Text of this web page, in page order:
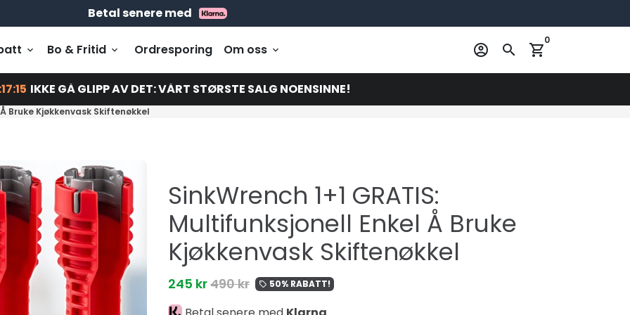
Bestill før 23:00 = Sendes i dag
Betal senere med
Gratis levering på bestillinger over 399 kr
keyboard_arrow_down Bo & Fritid keyboard_arrow_down Ordresporing Om oss keyboard_arrow_down account_circle search shopping_cart
0
IKKE GÅ GLIPP AV DET: VÅRT STØRSTE SALG NOENSINNE!
Bruke Kjøkkenvask Skiftenøkkel
SinkWrench 1+1 GRATIS:
Multifunksjonell Enkel Å Bruke
Kjøkkenvask Skiftenøkkel
245 kr490 kr local_offer 50% RABATT!